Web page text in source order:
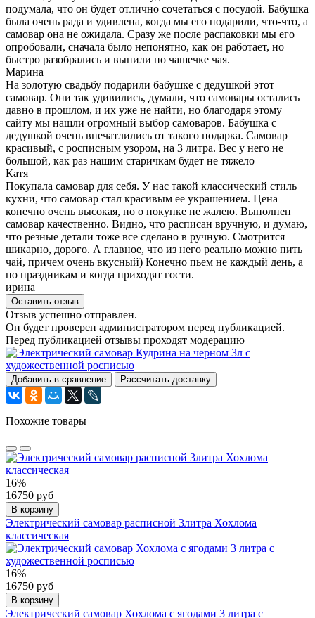
подумала, что он будет отлично сочетаться с посудой. Бабушка
была очень рада и удивлена, когда мы его подарили, что-что, а
самовар она не ожидала. Сразу же после распаковки мы его
опробовали, сначала было непонятно, как он работает, но
быстро разобрались и выпили по чашечке чая.
Марина
На золотую свадьбу подарили бабушке с дедушкой этот
самовар. Они так удивились, думали, что самовары остались
давно в прошлом, и их уже не найти, но благодаря этому
сайту мы нашли огромный выбор самоваров. Бабушка с
дедушкой очень впечатлились от такого подарка. Самовар
красивый, с росписным узором, на 3 литра. Вес у него не
большой, как раз нашим старичкам будет не тяжело
Катя
Покупала самовар для себя. У нас такой классический стиль
кухни, что самовар стал красивым ее украшением. Цена
конечно очень высокая, но о покупке не жалею. Выполнен
самовар качественно. Видно, что расписан вручную, и думаю,
что резные детали тоже все сделано в ручную. Смотрится
шикарно, дорого. А главное, что из него реально можно пить
чай, причем очень вкусный) Конечно пьем не каждый день, а
по праздникам и когда приходят гости.
ирина
Оставить отзыв
Отзыв успешно отправлен.
Он будет проверен администратором перед публикацией.
Перед публикацией отзывы проходят модерацию
Добавить в сравнение Рассчитать доставку
Похожие товары
16%
16750 руб
В корзину
Электрический самовар расписной 3литра Хохлома
классическая
16%
16750 руб
В корзину
Электрический самовар Хохлома с ягодами 3 литра с